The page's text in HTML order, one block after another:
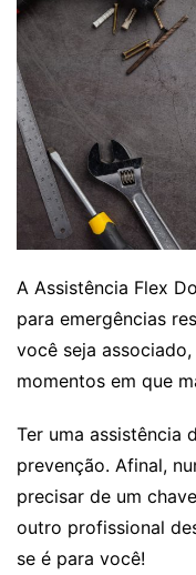
A Assistência Flex
para emergências
você seja
momentos em que
Ter uma assistência
prevenção. Afinal,
precisar de um
outro profissional
se é para você!